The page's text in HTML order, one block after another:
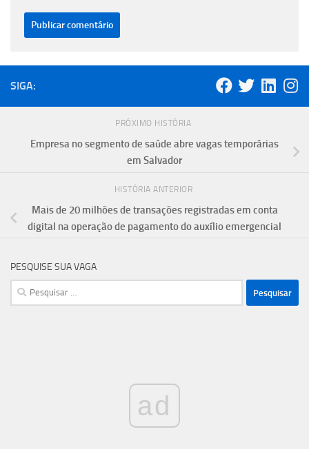
SIGA:
PRÓXIMO HISTÓRIA
Empresa no segmento de saúde abre vagas temporárias
em Salvador
HISTÓRIA ANTERIOR
Mais de 20 milhões de transações registradas em conta
digital na operação de pagamento do auxílio emergencial
PESQUISE SUA VAGA
Pesquisar
por:
ad